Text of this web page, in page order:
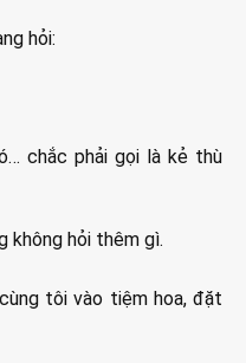
hỏi:
chắc phải gọi là kẻ thù
không hỏi thêm gì.
tôi vào tiệm hoa, đặt